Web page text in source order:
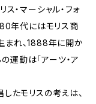
・マーシャル・フォ
年代にはモリス商
まれ、1888年に開か
運動は「アーツ・ア
したモリスの考えは、